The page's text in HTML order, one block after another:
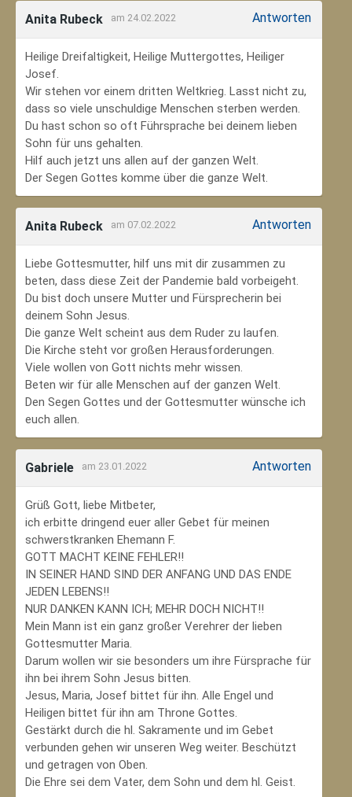
Anita Rubeck am 24.02.2022 Antworten
Heilige Dreifaltigkeit, Heilige Muttergottes, Heiliger
Josef.
Wir stehen vor einem dritten Weltkrieg. Lasst nicht zu,
dass so viele unschuldige Menschen sterben werden.
Du hast schon so oft Führsprache bei deinem lieben
Sohn für uns gehalten.
Hilf auch jetzt uns allen auf der ganzen Welt.
Der Segen Gottes komme über die ganze Welt.
Anita Rubeck am 07.02.2022 Antworten
Liebe Gottesmutter, hilf uns mit dir zusammen zu
beten, dass diese Zeit der Pandemie bald vorbeigeht.
Du bist doch unsere Mutter und Fürsprecherin bei
deinem Sohn Jesus.
Die ganze Welt scheint aus dem Ruder zu laufen.
Die Kirche steht vor großen Herausforderungen.
Viele wollen von Gott nichts mehr wissen.
Beten wir für alle Menschen auf der ganzen Welt.
Den Segen Gottes und der Gottesmutter wünsche ich
euch allen.
Gabriele am 23.01.2022 Antworten
Grüß Gott, liebe Mitbeter,
ich erbitte dringend euer aller Gebet für meinen
schwerstkranken Ehemann F.
GOTT MACHT KEINE FEHLER!!
IN SEINER HAND SIND DER ANFANG UND DAS ENDE
JEDEN LEBENS!!
NUR DANKEN KANN ICH; MEHR DOCH NICHT!!
Mein Mann ist ein ganz großer Verehrer der lieben
Gottesmutter Maria.
Darum wollen wir sie besonders um ihre Fürsprache für
ihn bei ihrem Sohn Jesus bitten.
Jesus, Maria, Josef bittet für ihn. Alle Engel und
Heiligen bittet für ihn am Throne Gottes.
Gestärkt durch die hl. Sakramente und im Gebet
verbunden gehen wir unseren Weg weiter. Beschützt
und getragen von Oben.
Die Ehre sei dem Vater, dem Sohn und dem hl. Geist.